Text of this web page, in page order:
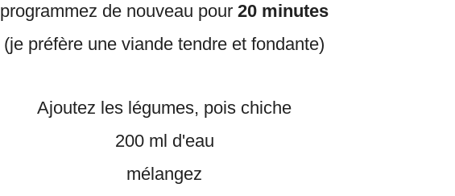
programmez de nouveau pour 20 minutes
(je préfère une viande tendre et fondante)
Ajoutez les légumes, pois chiche
200 ml d'eau
mélangez